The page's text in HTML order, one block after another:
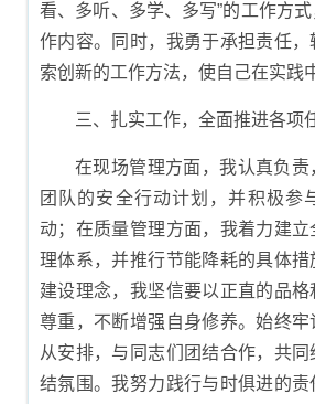
看、多听、多学、多写”的工作方
作内容。同时，我勇于承担责任
索创新的工作方法，使自己在实践
三、扎实工作，全面推进各项
在现场管理方面，我认真负责
团队的安全行动计划，并积极参
动；在质量管理方面，我着力建
理体系，并推行节能降耗的具体
建设理念，我坚信要以正直的品
尊重，不断增强自身修养。始终
从安排，与同志们团结合作，共同
结氛围。我努力践行与时俱进的